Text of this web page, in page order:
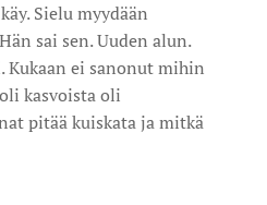
Sielu myydään
sai sen. Uuden alun.
Kukaan ei sanonut mihin
kasvoista oli
pitää kuiskata ja mitkä